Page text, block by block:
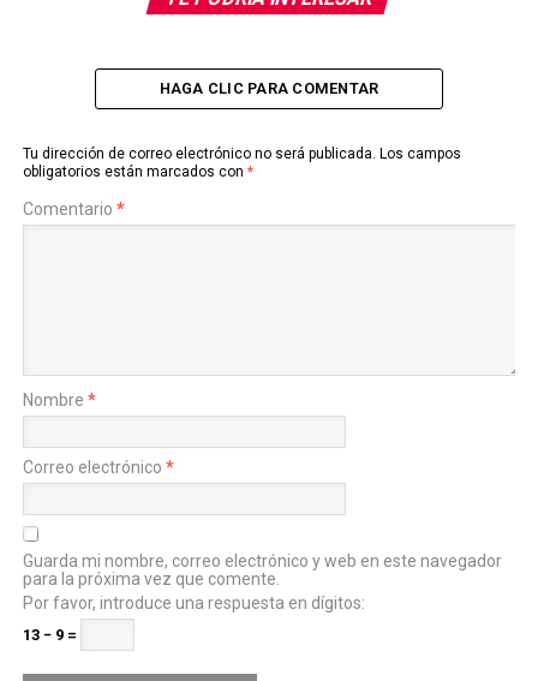
HAGA CLIC PARA COMENTAR
Tu dirección de correo electrónico no será publicada. Los campos
obligatorios están marcados con *
Comentario *
Nombre *
Correo electrónico *
Guarda mi nombre, correo electrónico y web en este navegador
para la próxima vez que comente.
Por favor, introduce una respuesta en dígitos:
13 − 9 =